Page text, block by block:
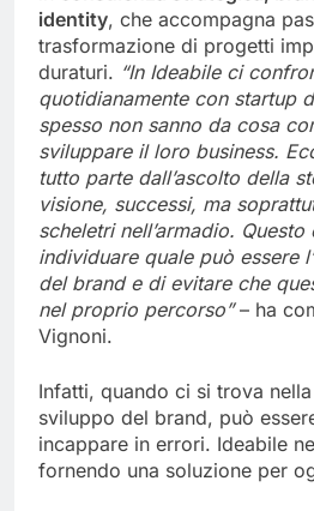
identity, che accompagna
trasformazione di progetti
duraturi. “In Ideabile ci
quotidianamente con startup
spesso non sanno da cosa
sviluppare il loro business.
tutto parte dall’ascolto della
visione, successi, ma
scheletri nell’armadio.
individuare quale può essere
del brand e di evitare che
nel proprio percorso”– ha
Vignoni.
Infatti, quando ci si trova
sviluppo del brand, può
incappare in errori. Ideabile
fornendo una soluzione per